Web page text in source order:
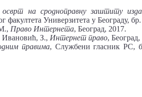
на сродноправну заштиту
факултета Универзитета у Београду,
Право Интернета, Београд, 2017.
З., Интернет право, Београд,
правима, Службени гласник РС,